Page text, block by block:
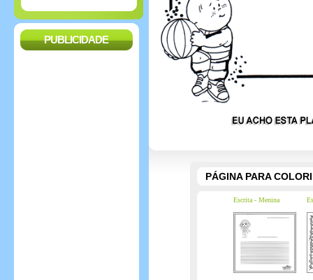
PUBLICIDADE
PÁGINA PARA
Escrita - Menina